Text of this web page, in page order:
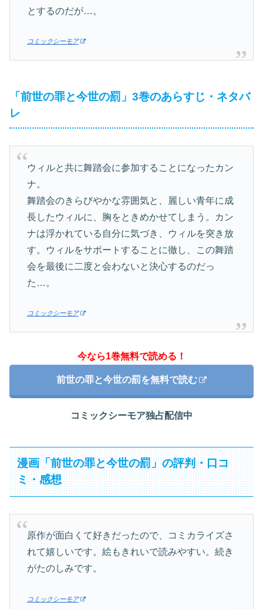
とするのだが…。
コミックシーモア
「前世の罪と今世の罰」3巻のあらすじ・ネタバ
レ
ウィルと共に舞踏会に参加することになったカン
ナ。
舞踏会のきらびやかな雰囲気と、麗しい青年に成
長したウィルに、胸をときめかせてしまう。カン
ナは浮かれている自分に気づき、ウィルを突き放
す。ウィルをサポートすることに徹し、この舞踏
会を最後に二度と会わないと決心するのだっ
た…。
コミックシーモア
今なら1巻無料で読める！
前世の罪と今世の罰を無料で読む
コミックシーモア独占配信中
漫画「前世の罪と今世の罰」の評判・口コ
ミ・感想
原作が面白くて好きだったので、コミカライズさ
れて嬉しいです。絵もきれいで読みやすい。続き
がたのしみです。
コミックシーモア